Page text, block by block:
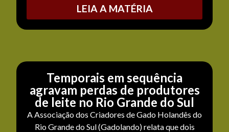
LEIA A MATÉRIA
Temporais em sequência
agravam perdas de produtores
de leite no Rio Grande do Sul
A Associação dos Criadores de Gado Holandês do
Rio Grande do Sul (Gadolando) relata que dois